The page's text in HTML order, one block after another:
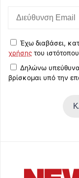
Έχω διαβάσει,
χρήσης του
Δηλώνω υπεύθυνα
βρίσκομαι υπό την